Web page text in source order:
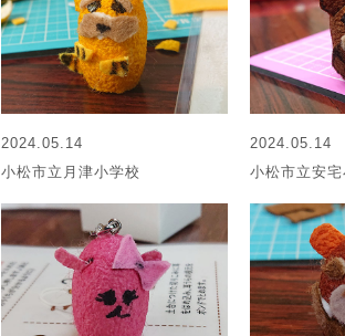
2024.05.14
小松市立月津小学校
2024.05.14
小松市立安宅